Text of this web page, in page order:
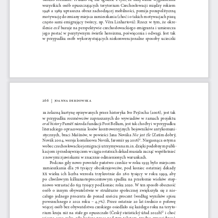
wszystkich  osób  opuszczających  terytorium  Czechosłowacji  między  rokiem
1948  a  1989  upraszcza  obraz  zachodzącej  mobilności,  pomija  pozapolityczną
motywację do zmiany miejsca zamieszkania (choć i o takich motywacjach piszą
często  sami  emigrujący  twórcy,  np.  Věra  Linhartová).  Rzecz  w  tym,  że  okre-
ślenie exil bazuje na perspektywie czechosłowackiego emigranta i umieszcza
jego postać w pozytywnym świetle heroizmu, poświęcenia i odwagi. Jest tak
w  przypadku  osób  wykorzystujących  niekonwencjonalne  sposoby  ucieczki
266  |  Joanna  Derdowska
za żelazną kurtynę opisywanych przez historyka Ivo Pejčocha (2008), jest tak
w  przypadku  rozmówców  zapraszanych  do  wywiadów  w  ramach  projektu
oral history Paměť národa fundacji Post Bellum, jest tak choćby i w przypadku
literackiego  opracowania  losów  kontrowersyjnych  bojowników  antykomuni-
stycznych, braci Mašínów, w powieści Jana Nováka Nie jest źle (Zatím dobrý,
Novák 2004, wersja komiksowa Novák, Jaromír 99 2018)1 . Niegasnąca estyma
wobec czechosłowackiej emigracji utrzymywana m.in. dzięki podobnym publi
kacjom i przedsięwzięciom w ciągu ostatnich dekad musiała zacząć współistnieć
z nowymi zjawiskami w znacznie odmienionych warunkach.
Podczas gdy nowo powstałe państwo czeskie w roku 1993 było miejscem
zamieszkania  dla  78  tysięcy  obcokrajowców,  pod  koniec  ostatniej  dekady
XX
  wieku  ich  liczba  wzrosła  trzykrotnie  do  280  tysięcy  w  roku  1999,  aby
po  chwilowym  kilkunastoprocentowym  spadku  na  przełomie  wieków  stop-
niowo wzrastać do 633 tysięcy pod koniec roku 2020. W ten sposób obecność
osób  o  innym  obywatelstwie  w  strukturze  społecznej  zwiększyła  się  z  nie-
całego  jednego  procenta  do  ponad  sześciu  procent  (według  wyników  spisu
powszechnego  z  2021  roku  –  4,7%).  Przez  ostatnie  20  lat  średnio  o  połowę
więcej osób bez obywatelstwa czeskiego osiedlało się każdego roku na teryto-
rium kraju niż na stałe go opuszczało (Český statistický úřad 2022b)2 i choć